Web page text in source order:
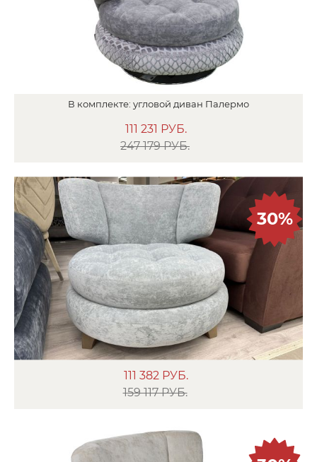
В комплекте: угловой диван Палермо
111 231 РУБ.
247 179 РУБ.
111 382 РУБ.
159 117 РУБ.
30%